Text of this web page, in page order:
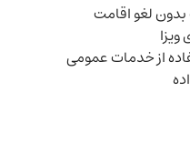
لغو اقامت
از خدمات عمومی